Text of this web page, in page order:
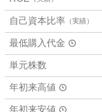
い
0
%
、
強
く
売
り
自己資本比率 （実績）
最低購入代金
単元株数
年初来高値
年初来安値